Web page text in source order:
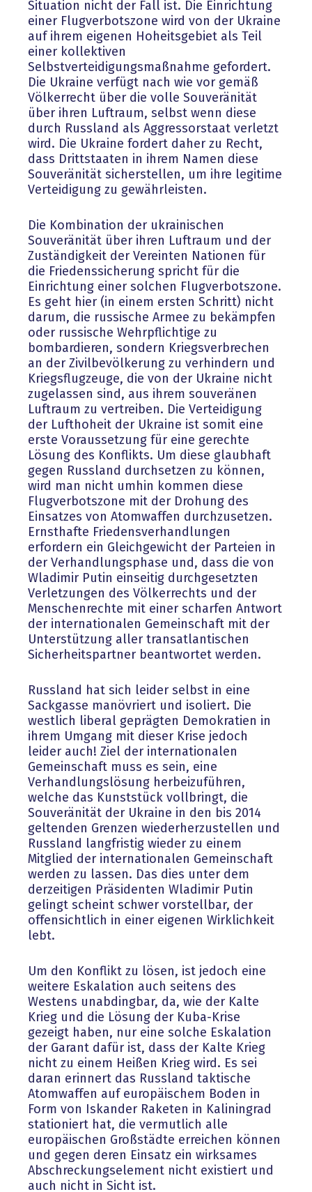
Situation nicht der Fall ist. Die Einrichtung
einer Flugverbotszone wird von der Ukraine
auf ihrem eigenen Hoheitsgebiet als Teil
einer kollektiven
Selbstverteidigungsmaßnahme gefordert.
Die Ukraine verfügt nach wie vor gemäß
Völkerrecht über die volle Souveränität
über ihren Luftraum, selbst wenn diese
durch Russland als Aggressorstaat verletzt
wird. Die Ukraine fordert daher zu Recht,
dass Drittstaaten in ihrem Namen diese
Souveränität sicherstellen, um ihre legitime
Verteidigung zu gewährleisten.
Die Kombination der ukrainischen
Souveränität über ihren Luftraum und der
Zuständigkeit der Vereinten Nationen für
die Friedenssicherung spricht für die
Einrichtung einer solchen Flugverbotszone.
Es geht hier (in einem ersten Schritt) nicht
darum, die russische Armee zu bekämpfen
oder russische Wehrpflichtige zu
bombardieren, sondern Kriegsverbrechen
an der Zivilbevölkerung zu verhindern und
Kriegsflugzeuge, die von der Ukraine nicht
zugelassen sind, aus ihrem souveränen
Luftraum zu vertreiben. Die Verteidigung
der Lufthoheit der Ukraine ist somit eine
erste Voraussetzung für eine gerechte
Lösung des Konflikts. Um diese glaubhaft
gegen Russland durchsetzen zu können,
wird man nicht umhin kommen diese
Flugverbotszone mit der Drohung des
Einsatzes von Atomwaffen durchzusetzen.
Ernsthafte Friedensverhandlungen
erfordern ein Gleichgewicht der Parteien in
der Verhandlungsphase und, dass die von
Wladimir Putin einseitig durchgesetzten
Verletzungen des Völkerrechts und der
Menschenrechte mit einer scharfen Antwort
der internationalen Gemeinschaft mit der
Unterstützung aller transatlantischen
Sicherheitspartner beantwortet werden.
Russland hat sich leider selbst in eine
Sackgasse manövriert und isoliert. Die
westlich liberal geprägten Demokratien in
ihrem Umgang mit dieser Krise jedoch
leider auch! Ziel der internationalen
Gemeinschaft muss es sein, eine
Verhandlungslösung herbeizuführen,
welche das Kunststück vollbringt, die
Souveränität der Ukraine in den bis 2014
geltenden Grenzen wiederherzustellen und
Russland langfristig wieder zu einem
Mitglied der internationalen Gemeinschaft
werden zu lassen. Das dies unter dem
derzeitigen Präsidenten Wladimir Putin
gelingt scheint schwer vorstellbar, der
offensichtlich in einer eigenen Wirklichkeit
lebt.
Um den Konflikt zu lösen, ist jedoch eine
weitere Eskalation auch seitens des
Westens unabdingbar, da, wie der Kalte
Krieg und die Lösung der Kuba-Krise
gezeigt haben, nur eine solche Eskalation
der Garant dafür ist, dass der Kalte Krieg
nicht zu einem Heißen Krieg wird. Es sei
daran erinnert das Russland taktische
Atomwaffen auf europäischem Boden in
Form von Iskander Raketen in Kaliningrad
stationiert hat, die vermutlich alle
europäischen Großstädte erreichen können
und gegen deren Einsatz ein wirksames
Abschreckungselement nicht existiert und
auch nicht in Sicht ist.